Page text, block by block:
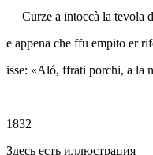
Curze a intoccà la tevola
e appena che ffu empito er
isse: «Aló, ffrati porchi, a la
1832
Здесь есть иллюстрация